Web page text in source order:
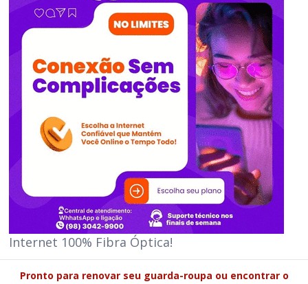
Internet 100% Fibra Óptica!
Pronto para renovar seu guarda-roupa ou encontrar o